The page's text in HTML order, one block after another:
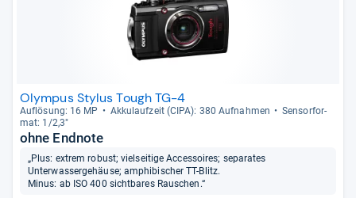
Olympus Stylus Tough TG-4
Auf­lö­sung: 16 MP Akku­lauf­zeit (CIPA): 380 Auf­nah­men
Sen­sor­for­
mat: 1/2,3"
ohne Endnote
„Plus: extrem robust; vielseitige Accessoires; separates
Unterwassergehäuse; amphibischer TT-Blitz.
Minus: ab ISO 400 sichtbares Rauschen.“